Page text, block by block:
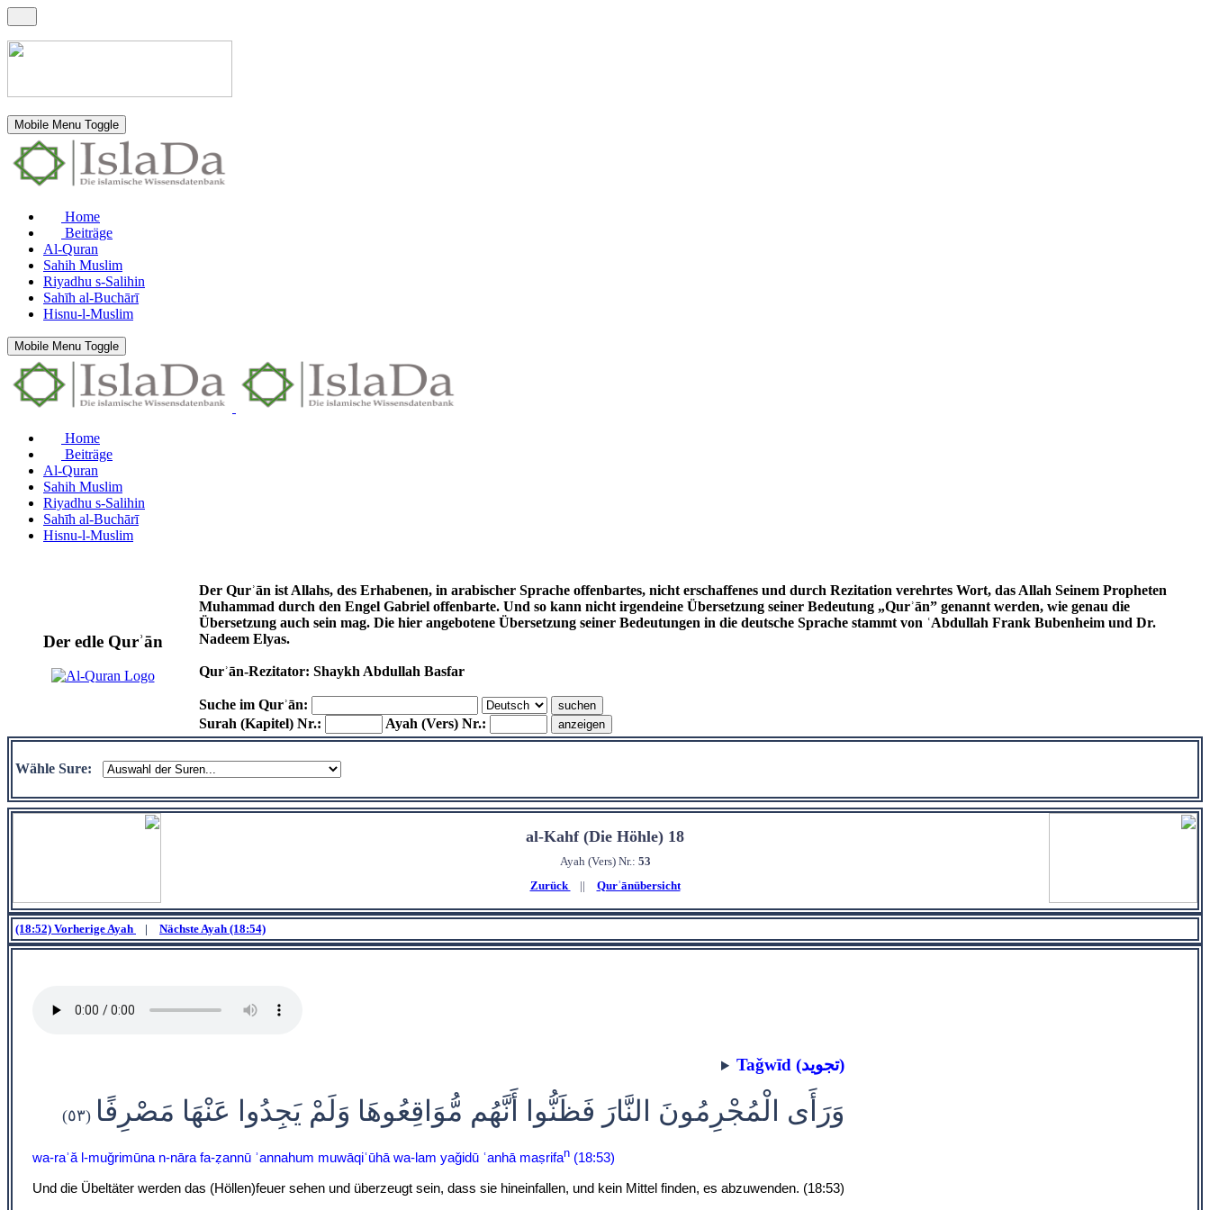
Mobile Menu Toggle
Home
Beiträge
Al-Quran
Sahih Muslim
Riyadhu s-Salihin
Sahīh al-Buchārī
Hisnu-l-Muslim
Mobile Menu Toggle
Home
Beiträge
Al-Quran
Sahih Muslim
Riyadhu s-Salihin
Sahīh al-Buchārī
Hisnu-l-Muslim
Der edle Qurʾān
Der Qurʾān ist Allahs, des Erhabenen, in arabischer Sprache offenbartes, nicht erschaffenes und durch Rezitation verehrtes Wort, das Allah Seinem Propheten
Muhammad durch den Engel Gabriel offenbarte. Und so kann nicht irgendeine Übersetzung seiner Bedeutung „Qurʾān” genannt werden, wie genau die
Übersetzung auch sein mag. Die hier angebotene Übersetzung seiner Bedeutungen in die deutsche Sprache stammt von ʿAbdullah Frank Bubenheim und Dr.
Nadeem Elyas.
Qurʾān-Rezitator: Shaykh Abdullah Basfar
Suche im Qurʾān:
Surah (Kapitel) Nr.:
Ayah (Vers) Nr.:
Wähle Sure:
al-Kahf (Die Höhle) 18
Ayah (Vers) Nr.: 53
Zurück || Qurʾānübersicht
(18:52) Vorherige Ayah | Nächste Ayah (18:54)
Taǧwīd (تجويد)
وَرَأَى الْمُجْرِمُونَ النَّارَ فَظَنُّوا أَنَّهُم مُّوَاقِعُوهَا وَلَمْ يَجِدُوا عَنْهَا مَصْرِفًا (٥٣)
wa-raʾă l-muǧrimūna n-nāra fa-ẓannū ʾannahum muwāqiʿūhā wa-lam yaǧidū ʿanhā maṣrifan (18:53)
Und die Übeltäter werden das (Höllen)feuer sehen und überzeugt sein, dass sie hineinfallen, und kein Mittel finden, es abzuwenden. (18:53)